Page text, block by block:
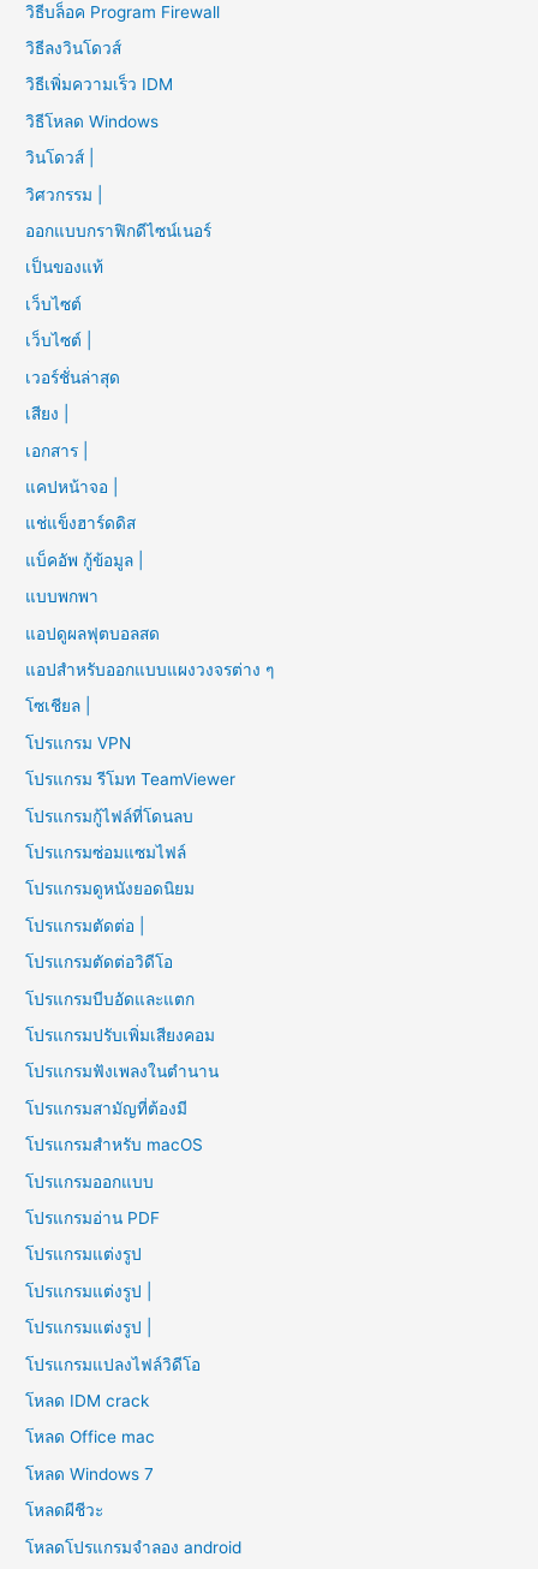
วิธีบล็อค Program Firewall
วิธีลงวินโดวส์
วิธีเพิ่มความเร็ว IDM
วิธีโหลด Windows
วินโดวส์ |
วิศวกรรม |
ออกแบบกราฟิกดีไซน์เนอร์
เป็นของแท้
เว็บไซต์
เว็บไซต์ |
เวอร์ชั่นล่าสุด
เสียง |
เอกสาร |
แคปหน้าจอ |
แช่แข็งฮาร์ดดิส
แบ็คอัพ กู้ข้อมูล |
แบบพกพา
แอปดูผลฟุตบอลสด
แอปสำหรับออกแบบแผงวงจรต่าง ๆ
โซเชียล |
โปรแกรม VPN
โปรแกรม รีโมท TeamViewer
โปรแกรมกู้ไฟล์ที่โดนลบ
โปรแกรมซ่อมแซมไฟล์
โปรแกรมดูหนังยอดนิยม
โปรแกรมตัดต่อ |
โปรแกรมตัดต่อวิดีโอ
โปรแกรมบีบอัดและแตก
โปรแกรมปรับเพิ่มเสียงคอม
โปรแกรมฟังเพลงในตำนาน
โปรแกรมสามัญที่ต้องมี
โปรแกรมสำหรับ macOS
โปรแกรมออกแบบ
โปรแกรมอ่าน PDF
โปรแกรมแต่งรูป
โปรแกรมแต่งรูป |
โปรแกรมแต่งรูป |
โปรแกรมแปลงไฟล์วิดีโอ
โหลด IDM crack
โหลด Office mac
โหลด Windows 7
โหลดผีชีวะ
โหลดโปรแกรมจําลอง android